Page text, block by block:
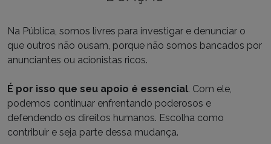
Na Pública, somos livres para investigar e denunciar o
que outros não ousam, porque não somos bancados por
anunciantes ou acionistas ricos.
É por isso que seu apoio é essencial. Com ele,
podemos continuar enfrentando poderosos e
defendendo os direitos humanos. Escolha como
contribuir e seja parte dessa mudança.